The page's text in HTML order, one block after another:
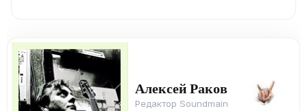
Алексей Раков
Редактор Soundmain